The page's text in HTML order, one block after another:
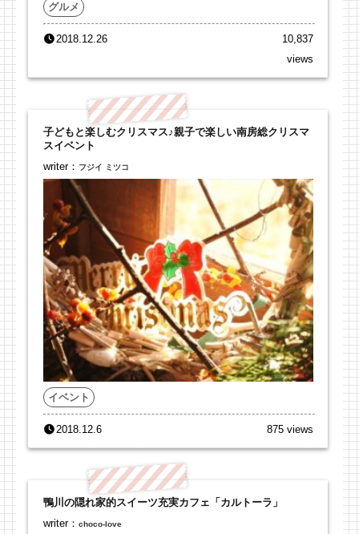
グルメ
2018.12.26
10,837
views
子どもと楽しむクリスマス♪親子で楽しい南房総クリスマ
スイベント
writer： フジイ ミツコ
イベント
2018.12.6 875 views
鴨川の隠れ家的スイーツ充実カフェ「カルトーラ」
writer： choco-love